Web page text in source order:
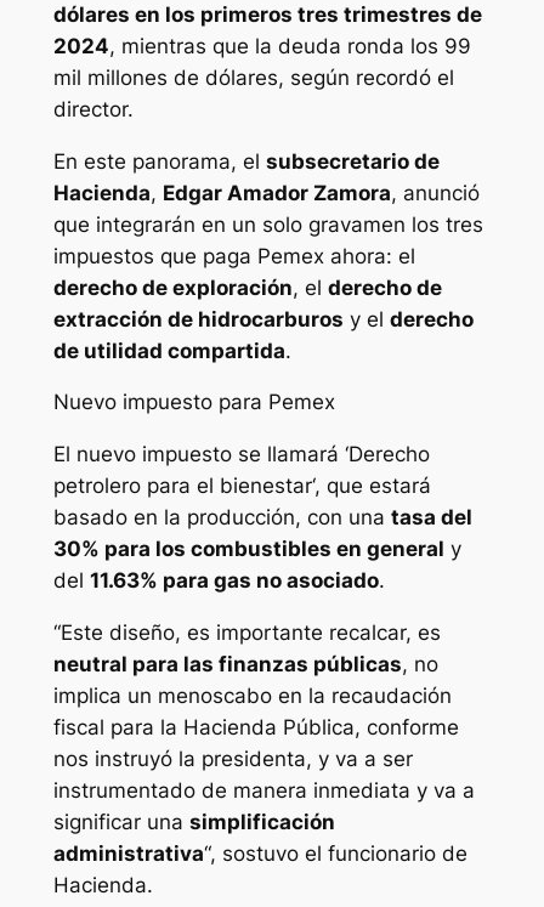
dólares en los primeros tres trimestres de
2024, mientras que la deuda ronda los 99
mil millones de dólares, según recordó el
director.
En este panorama, el subsecretario de
Hacienda, Edgar Amador Zamora, anunció
que integrarán en un solo gravamen los tres
impuestos que paga Pemex ahora: el
derecho de exploración, el derecho de
extracción de hidrocarburos y el derecho
de utilidad compartida.
Nuevo impuesto para Pemex
El nuevo impuesto se llamará ‘Derecho
petrolero para el bienestar‘, que estará
basado en la producción, con una tasa del
30% para los combustibles en general y
del 11.63% para gas no asociado.
“Este diseño, es importante recalcar, es
neutral para las finanzas públicas, no
implica un menoscabo en la recaudación
fiscal para la Hacienda Pública, conforme
nos instruyó la presidenta, y va a ser
instrumentado de manera inmediata y va a
significar una simplificación
administrativa“, sostuvo el funcionario de
Hacienda.